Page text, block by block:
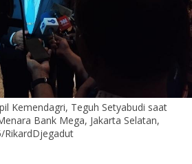
Kemendagri, Teguh Setyabudi saat
Bank Mega, Jakarta Selatan,
RikardDjegadut